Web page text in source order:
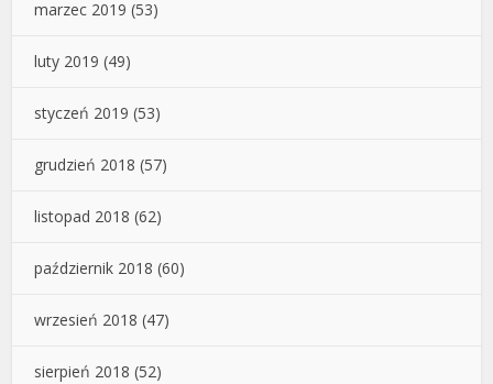
marzec 2019 (53)
luty 2019 (49)
styczeń 2019 (53)
grudzień 2018 (57)
listopad 2018 (62)
październik 2018 (60)
wrzesień 2018 (47)
sierpień 2018 (52)